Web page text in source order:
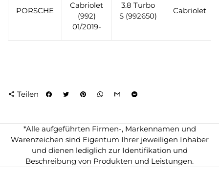
PORSCHE
Cabriolet
(992)
01/2019-
3.8 Turbo
S (992650)
Cabriolet
share Teilen
*Alle aufgeführten Firmen-, Markennamen und
Warenzeichen sind Eigentum Ihrer jeweiligen Inhaber
und dienen lediglich zur Identifikation und
Beschreibung von Produkten und Leistungen.